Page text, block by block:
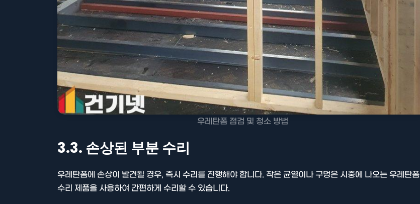
우레탄폼 점검 및 청소 방법
3.3. 손상된 부분 수리
우레탄폼에 손상이 발견될 경우, 즉시 수리를 진행해야 합니다. 작은 균열이나 구멍은 시중에 나오는 우레탄폼
수리 제품을 사용하여 간편하게 수리할 수 있습니다.